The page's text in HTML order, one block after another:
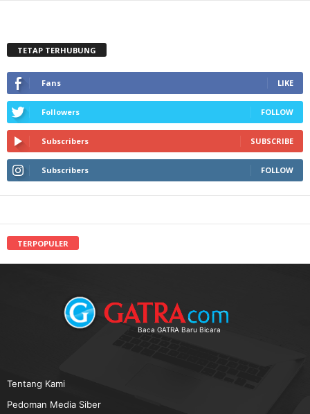
TETAP TERHUBUNG
Fans LIKE
Followers FOLLOW
Subscribers SUBSCRIBE
Subscribers FOLLOW